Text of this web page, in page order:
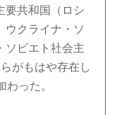
要共和国（ロシ
ウクライナ・ソ
ソビエト社会主
がもはや存在し
った。